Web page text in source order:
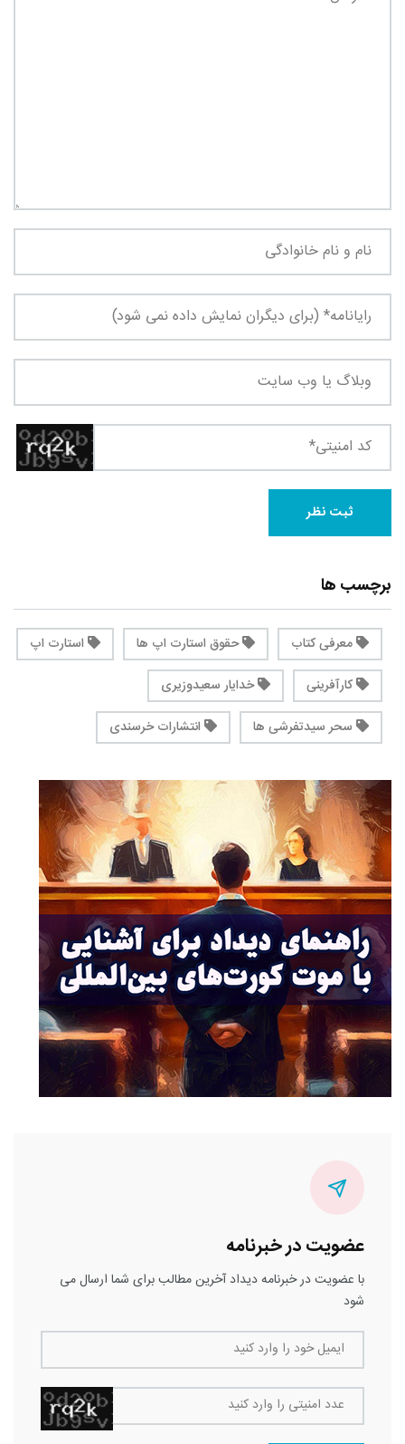
برچسب ها
معرفی کتاب حقوق استارت اپ ها
استارت اپ
کارآفرینی
خدایار سعیدوزیری
سحر سیدتفرشی ها
انتشارات خرسندی
عضویت در خبرنامه
با عضویت در خبرنامه دیداد آخرین مطالب برای شما ارسال می
شود
ایمیل خود را وارد کنید
عدد امنیتی را وارد کنید